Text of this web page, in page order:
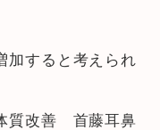
加すると考えられ
改善 首藤耳鼻